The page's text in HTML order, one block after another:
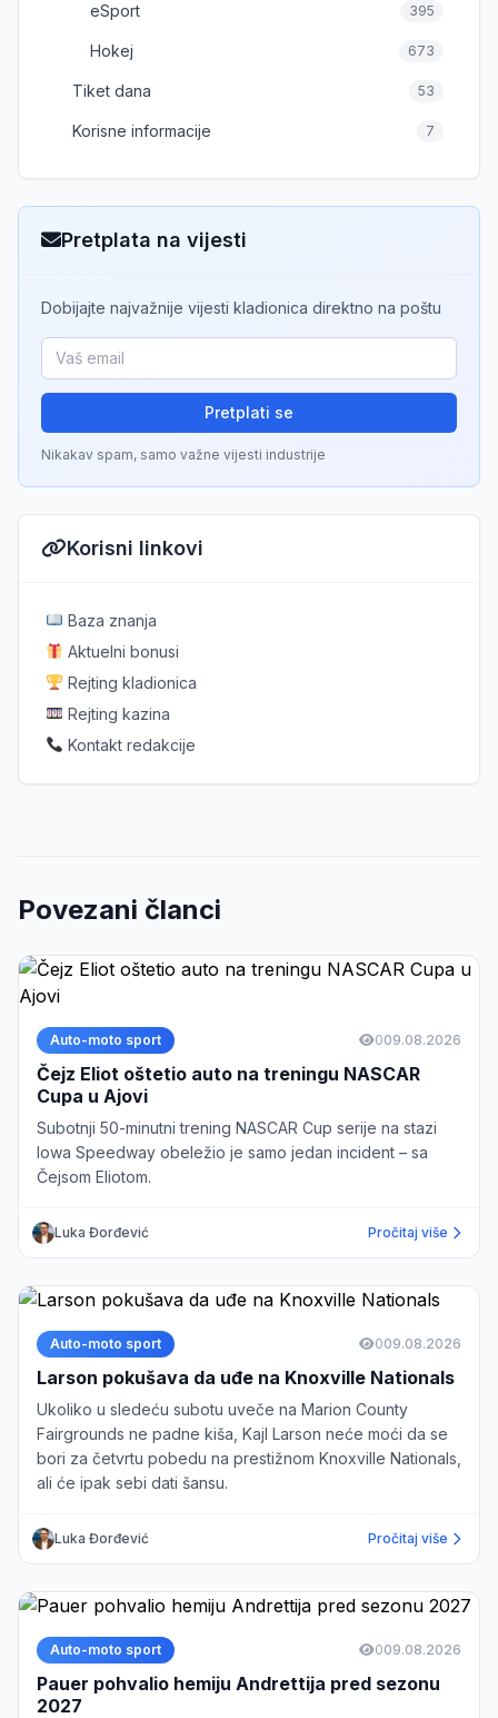
eSport 395
Hokej 673
Tiket dana 53
Korisne informacije 7
Pretplata na vijesti
Dobijajte najvažnije vijesti kladionica direktno na poštu
Pretplati se
Nikakav spam, samo važne vijesti industrije
Korisni linkovi
Baza znanja
Aktuelni bonusi
Rejting kladionica
Rejting kazina
Kontakt redakcije
Povezani članci
Auto-moto sport 009.08.2026
Čejz Eliot oštetio auto na treningu NASCAR
Cupa u Ajovi
Subotnji 50-minutni trening NASCAR Cup serije na stazi
Iowa Speedway obeležio je samo jedan incident – sa
Čejsom Eliotom.
Luka Đorđević Pročitaj više
Auto-moto sport 009.08.2026
Larson pokušava da uđe na Knoxville Nationals
Ukoliko u sledeću subotu uveče na Marion County
Fairgrounds ne padne kiša, Kajl Larson neće moći da se
bori za četvrtu pobedu na prestižnom Knoxville Nationals,
ali će ipak sebi dati šansu.
Luka Đorđević Pročitaj više
Auto-moto sport 009.08.2026
Pauer pohvalio hemiju Andrettija pred sezonu
2027